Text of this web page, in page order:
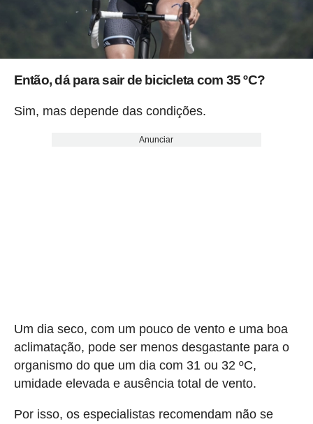
Então, dá para sair de bicicleta com 35 ºC?
Sim, mas depende das condições.
Anunciar
Um dia seco, com um pouco de vento e uma boa
aclimatação, pode ser menos desgastante para o
organismo do que um dia com 31 ou 32 ºC,
umidade elevada e ausência total de vento.
Por isso, os especialistas recomendam não se